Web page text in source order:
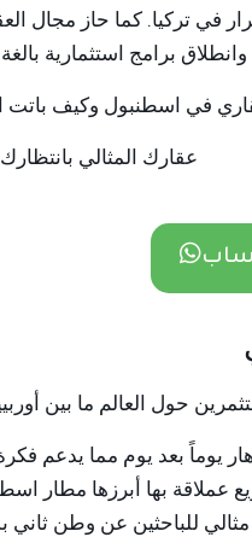
في تركيا. كما حاز مجال
برامج استثمارية
في اسطنبول وكيف باتت
عقارك المثالي
حول العالم ما بين
يوماً بعد يوم مما يدعم
عملاقة بها أبرزها مطار
للباحثين عن وطن